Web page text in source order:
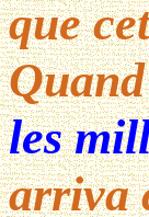
que
les
arriva